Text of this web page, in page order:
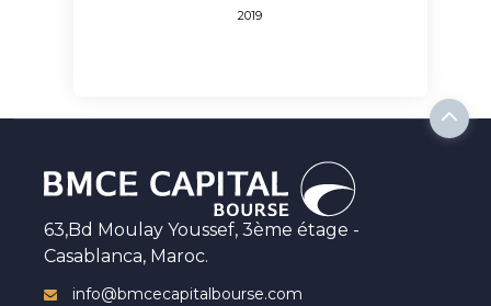
2019
63,Bd Moulay Youssef, 3ème étage -
Casablanca, Maroc.
info@bmcecapitalbourse.com